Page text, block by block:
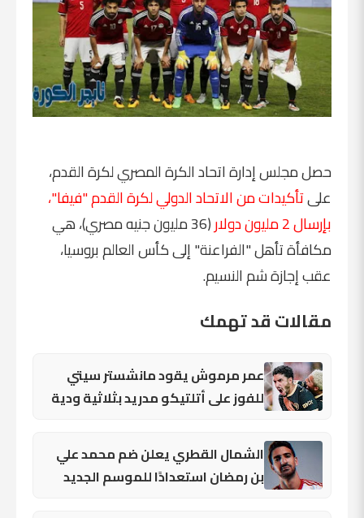
حصل مجلس إدارة اتحاد الكرة المصري لكرة القدم،
علىتأكيدات من الاتحاد الدولي لكرة القدم "فيفا"،
بإرسال 2 مليون دولار
(36 مليون جنيه مصري)، هي
مكافأة تأهل "الفراعنة" إلى كأس العالم بروسيا،
عقب إجازة شم النسيم.
مقالات قد تهمك
عمر مرموش يقود مانشستر سيتي
للفوز على أتلتيكو مدريد بثلاثية ودية
الشمال القطري يعلن ضم محمد علي
بن رمضان استعدادًا للموسم الجديد